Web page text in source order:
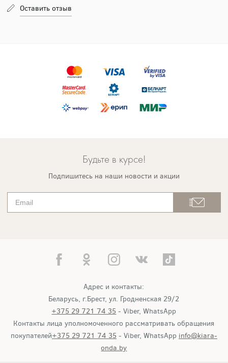
Оставить отзыв
Будьте в курсе!
Подпишитесь на наши новости и акции
Адрес и контакты:
Беларусь, г.Брест, ул. Гродненская 29/2
+375 29 721 74 35 - Viber, WhatsApp
Контакты лица уполномоченного рассматривать обращения
покупателей+375 29 721 74 35 - Viber, WhatsApp info@kiara-
onda.by